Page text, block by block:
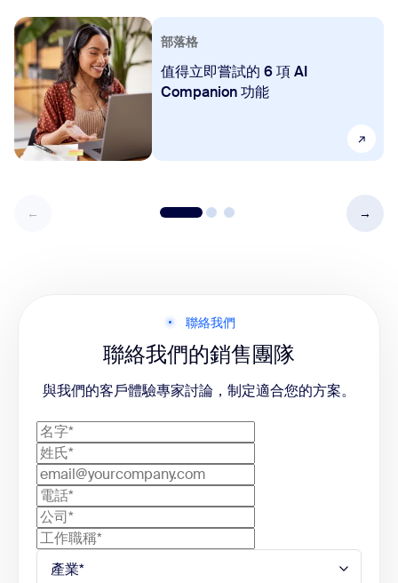
部落格
值得立即嘗試的 6 項 AI
Companion 功能
聯絡我們
聯絡我們的銷售團隊
與我們的客戶體驗專家討論，制定適合您的方案。